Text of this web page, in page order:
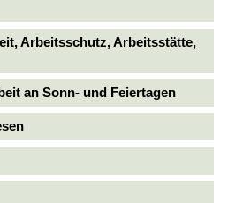
Arbeitsschutz, Arbeitsstätte,
an Sonn- und Feiertagen